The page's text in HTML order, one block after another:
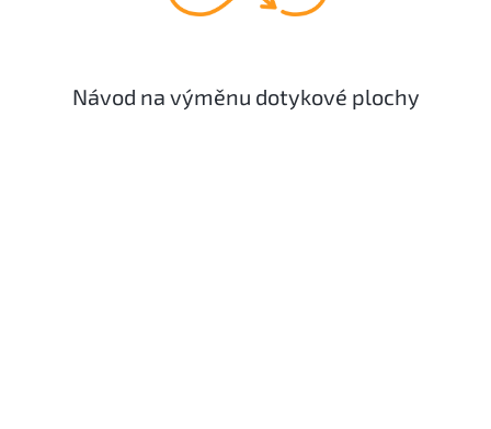
Návod na výměnu dotykové plochy